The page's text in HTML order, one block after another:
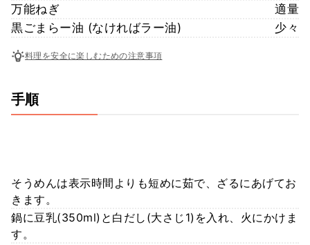
万能ねぎ
適量
黒ごまらー油 (なければラー油)
少々
料理を安全に楽しむための注意事項
手順
そうめんは表示時間よりも短めに茹で、ざるにあげてお
きます。
鍋に豆乳(350ml)と白だし(大さじ1)を入れ、火にかけま
す。